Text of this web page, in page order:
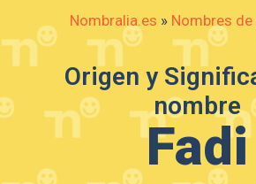
Nombralia.es » Nombres de
Origen y
nombre
Fadi